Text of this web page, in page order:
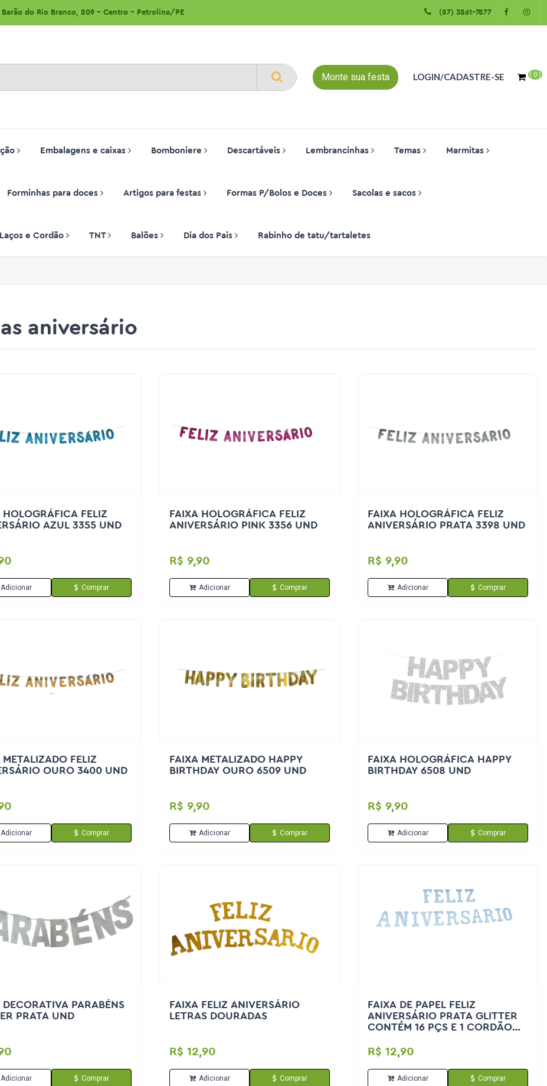
Barão do Rio Branco, 809 - Centro - Petrolina/PE (87) 3861-7877
Monte sua festa LOGIN/CADASTRE-SE ( 0 )
Embalagens e caixas Bomboniere Descartáveis Lembrancinhas Temas Marmitas
Forminhas para doces Artigos para festas Formas P/Bolos e Doces Sacolas e sacos
e Cordão TNT Balões Dia dos Pais Rabinho de tatu/tartaletes
aniversário
HOLOGRÁFICA FELIZ
AZUL 3355 UND
Adicionar Comprar
FAIXA HOLOGRÁFICA FELIZ
ANIVERSÁRIO PINK 3356 UND
R$ 9,90
Adicionar Comprar
FAIXA HOLOGRÁFICA FELIZ
ANIVERSÁRIO PRATA 3398 UND
R$ 9,90
Adicionar Comprar
METALIZADO FELIZ
OURO 3400 UND
Adicionar Comprar
FAIXA METALIZADO HAPPY
BIRTHDAY OURO 6509 UND
R$ 9,90
Adicionar Comprar
FAIXA HOLOGRÁFICA HAPPY
BIRTHDAY 6508 UND
R$ 9,90
Adicionar Comprar
DECORATIVA PARABÉNS
PRATA UND
Adicionar Comprar
FAIXA FELIZ ANIVERSÁRIO
LETRAS DOURADAS
R$ 12,90
Adicionar Comprar
FAIXA DE PAPEL FELIZ
ANIVERSÁRIO PRATA GLITTER
CONTÉM 16 PÇS E 1 CORDÃO
R$ 12,90
Adicionar Comprar